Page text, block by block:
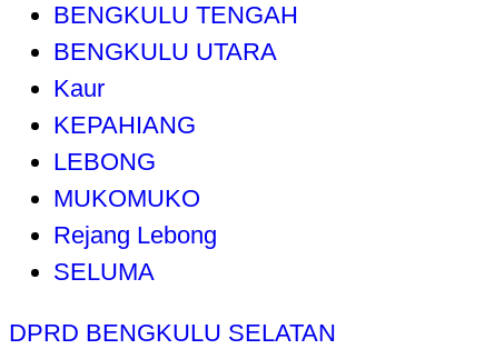
BENGKULU TENGAH
BENGKULU UTARA
Kaur
KEPAHIANG
LEBONG
MUKOMUKO
Rejang Lebong
SELUMA
DPRD BENGKULU SELATAN